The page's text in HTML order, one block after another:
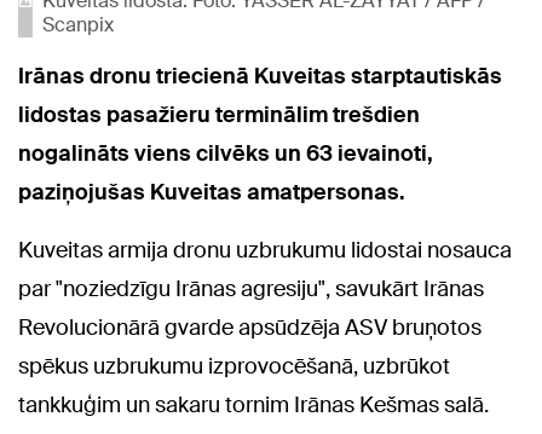
Scanpix
Irānas dronu triecienā Kuveitas starptautiskās
lidostas pasažieru terminālim trešdien
nogalināts viens cilvēks un 63 ievainoti,
paziņojušas Kuveitas amatpersonas.
Kuveitas armija dronu uzbrukumu lidostai nosauca
par "noziedzīgu Irānas agresiju", savukārt Irānas
Revolucionārā gvarde apsūdzēja ASV bruņotos
spēkus uzbrukumu izprovocēšanā, uzbrūkot
tankkuģim un sakaru tornim Irānas Kešmas salā.